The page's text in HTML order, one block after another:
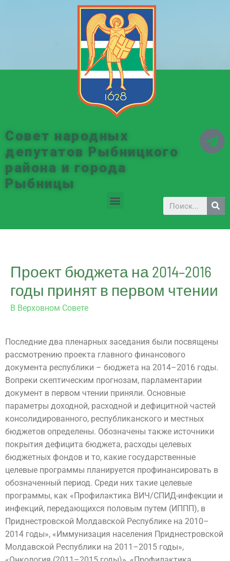
Совет народных
депутатов Рыбницкого
района и города
Рыбницы
Проект бюджета на 2014–2016
годы принят в первом чтении
В Верховном Совете
Последние два пленарных заседания были посвящены
рассмотрению проекта главного финансового
документа республики – бюджета на 2014–2016 годы.
Вопреки скептическим прогнозам, парламентарии
документ в первом чтении приняли. Основные
параметры доходной, расходной и дефицитной частей
консолидированного, республиканского и местных
бюджетов определены. Обозначены также источники
покрытия дефицита бюджета, расходы целевых
бюджетных фондов и то, какие государственные
целевые программы планируется профинансировать в
обозначенный период. Среди них такие целевые
программы, как «Профилактика ВИЧ/СПИД-инфекции и
инфекций, передающихся половым путем (ИППП), в
Приднестровской Молдавской Республике на 2010–
2014 годы», «Иммунизация населения Приднестровской
Молдавской Республики на 2011–2015 годы»,